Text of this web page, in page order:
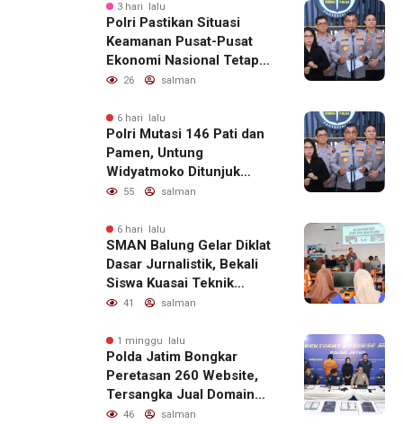
3 hari lalu
Polri Pastikan Situasi
Keamanan Pusat-Pusat
Ekonomi Nasional Tetap
Kondusif
26 salman
6 hari lalu
Polri Mutasi 146 Pati dan
Pamen, Untung
Widyatmoko Ditunjuk
sebagai Kadivhubinter
55 salman
6 hari lalu
SMAN Balung Gelar Diklat
Dasar Jurnalistik, Bekali
Siswa Kuasai Teknik
Menulis Berita yang
41 salman
1 minggu lalu
Polda Jatim Bongkar
Peretasan 260 Website,
Tersangka Jual Domain
untuk Promosi Judi Online
46 salman